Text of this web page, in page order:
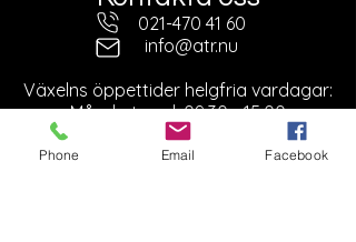
021-470 41 60
info@atr.nu
Växelns öppettider helgfria vardagar:
Månd - torsd: 09:30 - 15:00
Fred: 09:30 - 13:00
Phone Email Facebook